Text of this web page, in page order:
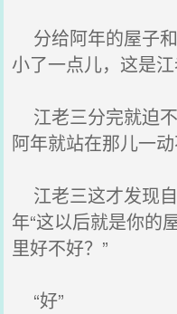
分给阿年的屋子
小了一点儿，这是江
江老三分完就迫不
阿年就站在那儿一动
江老三这才发现
年“这以后就是你的
里好不好？”
“好”